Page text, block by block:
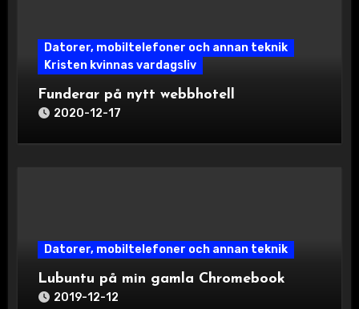
Datorer, mobiltelefoner och annan teknik
Kristen kvinnas vardagsliv
Funderar på nytt webbhotell
2020-12-17
Datorer, mobiltelefoner och annan teknik
Lubuntu på min gamla Chromebook
2019-12-12